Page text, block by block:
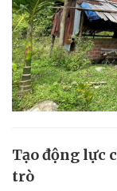
Tạo động lực
trò